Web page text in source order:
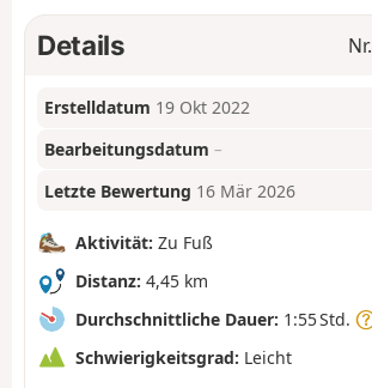
Details Nr.
Erstelldatum 19 Okt 2022
Bearbeitungsdatum –
Letzte Bewertung 16 Mär 2026
Aktivität: Zu Fuß
Distanz: 4,45 km
Durchschnittliche Dauer: 1:55 Std.
Schwierigkeitsgrad: Leicht